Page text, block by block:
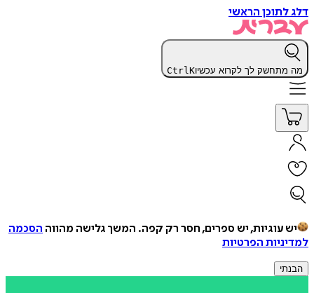
דלג לתוכן הראשי
מה מתחשק לך לקרוא עכשיו CtrlK
יש עוגיות, יש ספרים, חסר רק קפה. המשך גלישה מהווה הסכמה
למדיניות הפרטיות
הבנתי